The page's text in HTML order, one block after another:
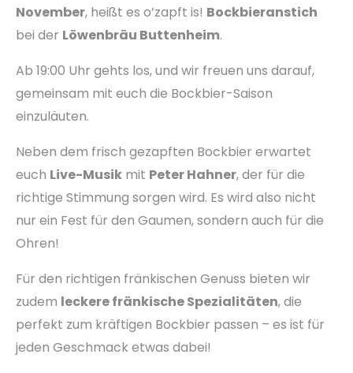
November, heißt es o’zapft is! Bockbieranstich
bei der Löwenbräu Buttenheim.
Ab 19:00 Uhr gehts los, und wir freuen uns darauf,
gemeinsam mit euch die Bockbier-Saison
einzuläuten.
Neben dem frisch gezapften Bockbier erwartet
euch Live-Musik mit Peter Hahner, der für die
richtige Stimmung sorgen wird. Es wird also nicht
nur ein Fest für den Gaumen, sondern auch für die
Ohren!
Für den richtigen fränkischen Genuss bieten wir
zudem leckere fränkische Spezialitäten, die
perfekt zum kräftigen Bockbier passen – es ist für
jeden Geschmack etwas dabei!